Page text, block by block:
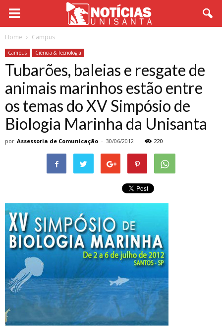
Home Campus
Campus Ciência & Tecnologia
Tubarões, baleias e resgate de
animais marinhos estão entre
os temas do XV Simpósio de
Biologia Marinha da Unisanta
por Assessoria de Comunicação - 30/06/2012 220